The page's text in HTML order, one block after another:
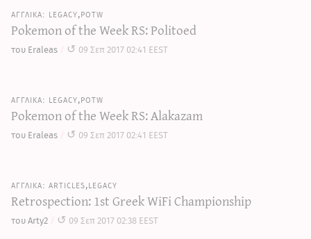
legacy,potw
Pokemon of the Week RS: Politoed
του Eraleas 09 Σεπ 2017 02:41 EEST
legacy,potw
Pokemon of the Week RS: Alakazam
του Eraleas 09 Σεπ 2017 02:41 EEST
articles,legacy
Retrospection: 1st Greek WiFi Championship
του Arty2 09 Σεπ 2017 02:38 EEST